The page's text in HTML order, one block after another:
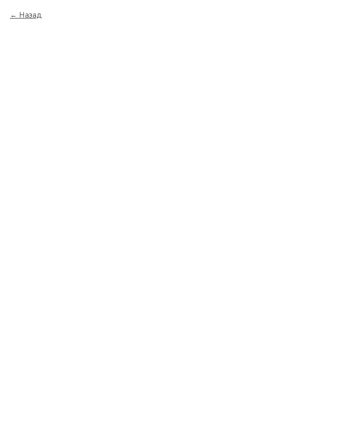
Назад